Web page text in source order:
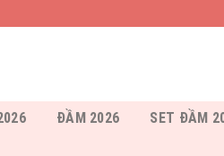
ĐẦM 2026
SET ĐẦM